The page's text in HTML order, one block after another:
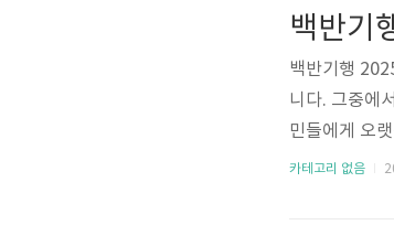
요. 2인 이상
백반기
백반기행
니다. 그중에
민들에게 오
다. 이번 글에
카테고리 없음